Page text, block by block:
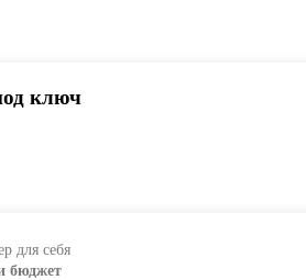
ключ
для себя
бюджет